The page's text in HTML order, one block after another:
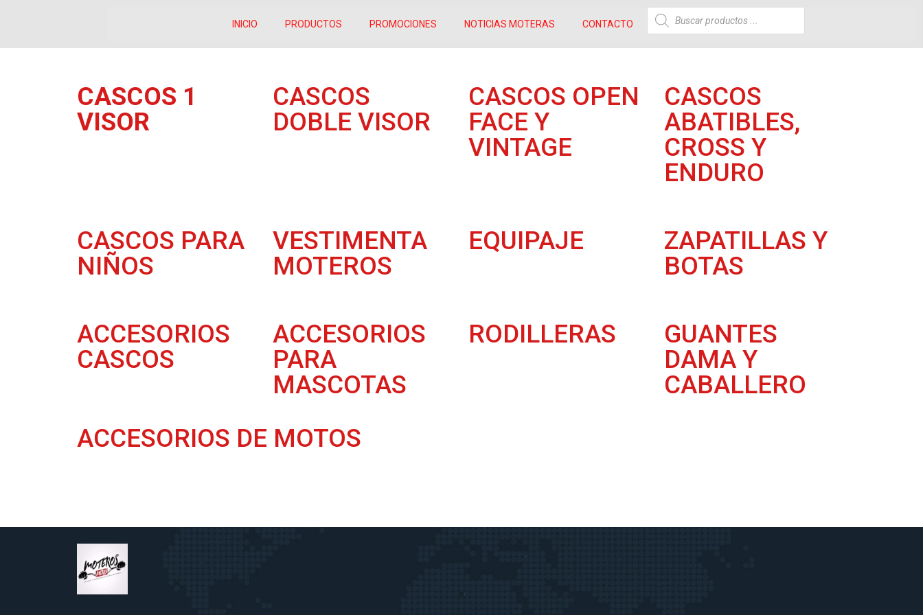
INICIO PRODUCTOS PROMOCIONES NOTICIAS MOTERAS CONTACTO
CASCOS 1
VISOR
CASCOS
DOBLE VISOR
CASCOS OPEN
FACE Y
VINTAGE
CASCOS
ABATIBLES,
CROSS Y
ENDURO
CASCOS PARA
NIÑOS
VESTIMENTA
MOTEROS
EQUIPAJE
ZAPATILLAS Y
BOTAS
ACCESORIOS
CASCOS
ACCESORIOS
PARA
MASCOTAS
RODILLERAS
GUANTES
DAMA Y
CABALLERO
ACCESORIOS DE MOTOS